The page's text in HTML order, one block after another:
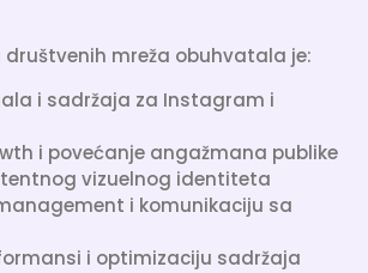
mreža obuhvatala je:
i sadržaja za Instagram i
i povećanje angažmana publike
vizuelnog identiteta
i komunikaciju sa
i optimizaciju sadržaja